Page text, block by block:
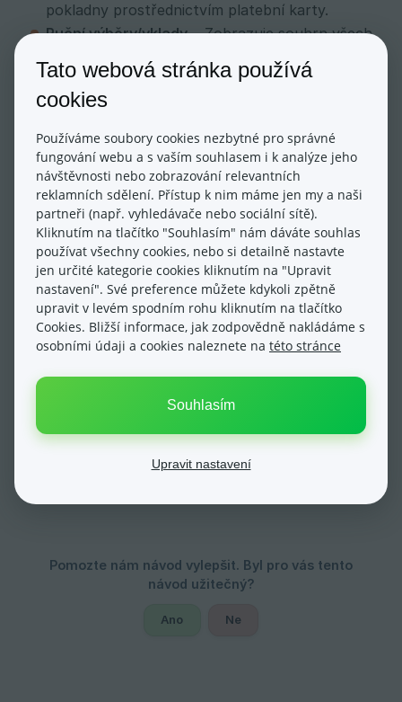
pokladny prostřednictvím platební karty.
Ruční výběry/vklady– Zobrazuje souhrn všech
nastavení pokladny).
Jednotlivé operace zobrazují přehled jednotlivých
provedených objednávek.
U každé objednávky v tomto výpisu je možné
prokliku na číslo objednávky. Tím se zobrazí
možnost tisku účtenky nebo přepnutí se do detailu
objednávky v administraci.
Ano Ne
Tato webová stránka používá
cookies
Používáme soubory cookies nezbytné pro správné
fungování webu a s vaším souhlasem i k analýze jeho
návštěvnosti nebo zobrazování relevantních
reklamních sdělení. Přístup k nim máme jen my a naši
partneři (např. vyhledávače nebo sociální sítě).
Kliknutím na tlačítko "Souhlasím" nám dáváte souhlas
používat všechny cookies, nebo si detailně nastavte
jen určité kategorie cookies kliknutím na "Upravit
nastavení". Své preference můžete kdykoli zpětně
upravit v levém spodním rohu kliknutím na tlačítko
Cookies. Bližší informace, jak zodpovědně nakládáme s
osobními údaji a cookies naleznete na této stránce
Souhlasím
Upravit nastavení